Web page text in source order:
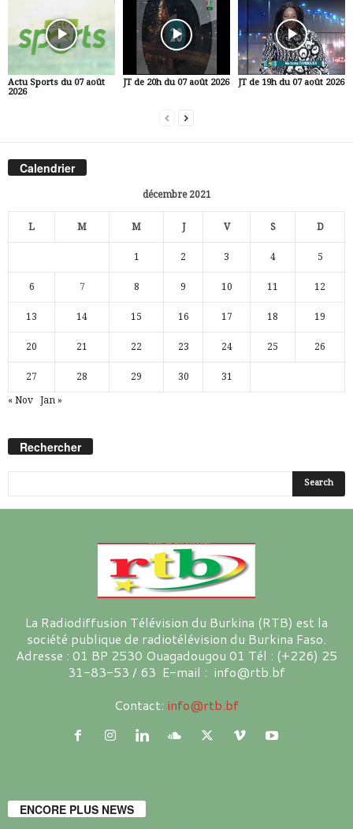
Actu Sports du 07 août
2026
JT de 20h du 07 août 2026 JT de 19h du 07 août 2026
Calendrier
décembre 2021
L M M J V S D
1 2 3 4 5
6 7 8 9 10 11 12
13 14 15 16 17 18 19
20 21 22 23 24 25 26
27 28 29 30 31
« Nov Jan »
Rechercher
La Radiodiffusion Télévision du Burkina (RTB) est la
société publique de radiotélévision du Burkina Faso.
Adresse : 01 BP 2530 Ouagadougou 01 Tél : (+226) 25
31-83-53 / 63 E-mail : info@rtb.bf
Contact: info@rtb.bf
ENCORE PLUS NEWS